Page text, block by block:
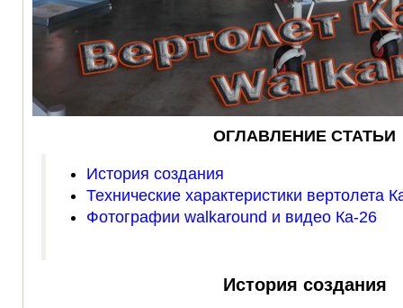
ОГЛАВЛЕНИЕ СТАТЬИ
История создания
Технические характеристики вертолета
Фотографии walkaround и видео Ка-26
История создания